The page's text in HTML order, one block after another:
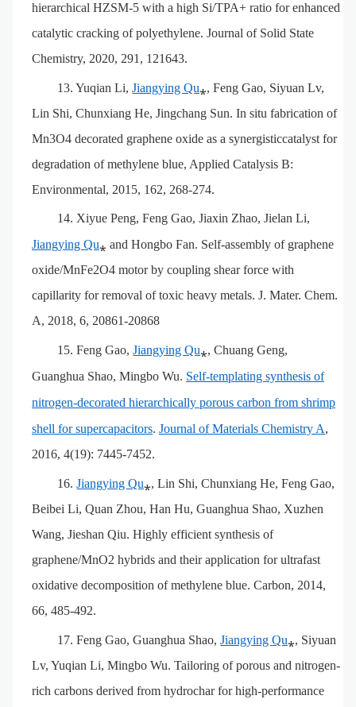
hierarchical HZSM-5 with a high Si/TPA+ ratio for enhanced
catalytic cracking of polyethylene. Journal of Solid State
Chemistry, 2020, 291, 121643.
13.Yuqian Li,Jiangying Qu⁎, Feng Gao, Siyuan Lv,
Lin Shi, Chunxiang He, Jingchang Sun. In situ fabrication of
Mn3O4 decorated graphene oxide as a synergisticcatalyst for
degradation of methylene blue, Applied Catalysis B:
Environmental, 2015, 162, 268-274.
14.Xiyue Peng, Feng Gao, Jiaxin Zhao, Jielan Li,
Jiangying Qu⁎ and Hongbo Fan. Self-assembly of graphene
oxide/MnFe2O4 motor by coupling shear force with
capillarity for removal of toxic heavy metals. J. Mater. Chem.
A, 2018, 6, 20861-20868
15.Feng Gao,Jiangying Qu⁎, Chuang Geng,
Guanghua Shao, Mingbo Wu. Self-templating synthesis of
nitrogen-decorated hierarchically porous carbon from shrimp
shell for supercapacitors. Journal of Materials Chemistry A,
2016, 4(19): 7445-7452.
16.Jiangying Qu⁎, Lin Shi, Chunxiang He, Feng Gao,
Beibei Li, Quan Zhou, Han Hu, Guanghua Shao, Xuzhen
Wang, Jieshan Qiu. Highly efficient synthesis of
graphene/MnO2 hybrids and their application for ultrafast
oxidative decomposition of methylene blue. Carbon, 2014,
66, 485-492.
17.Feng Gao, Guanghua Shao,Jiangying Qu⁎, Siyuan
Lv, Yuqian Li, Mingbo Wu. Tailoring of porous and nitrogen-
rich carbons derived from hydrochar for high-performance